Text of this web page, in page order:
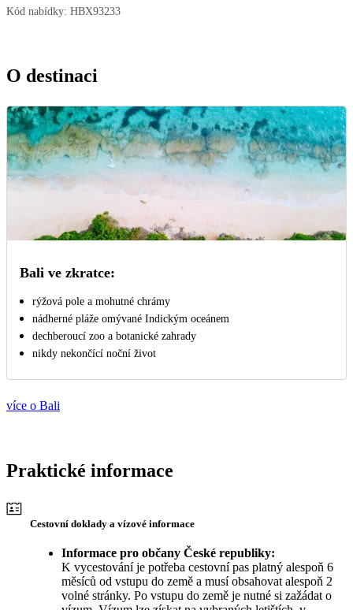
Kód nabídky: HBX93233
O destinaci
Bali ve zkratce:
rýžová pole a mohutné chrámy
nádherné pláže omývané Indickým oceánem
dechberoucí zoo a botanické zahrady
nikdy nekončící noční život
více o Bali
Praktické informace
Cestovní doklady a vízové informace
Informace pro občany České republiky:
K vycestování je potřeba cestovní pas platný alespoň 6
měsíců od vstupu do země a musí obsahovat alespoň 2
volné stránky. Po vstupu do země je nutné si zažádat o